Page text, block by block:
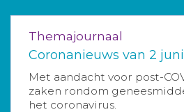
Themajournaal
Coronanieuws van 2
Met aandacht voor post-
zaken rondom
het coronavirus.